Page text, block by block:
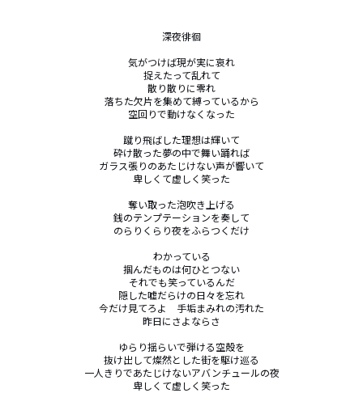
深夜徘徊
気がつけば現が実に哀れ
捉えたって乱れて
散り散りに零れ
落ちた欠片を集めて縛っているから
空回りで動けなくなった
蹴り飛ばした理想は輝いて
砕け散った夢の中で舞い踊れば
ガラス張りのあたじけない声が響いて
卑しくて虚しく笑った
奪い取った泡吹き上げる
銭のテンプテーションを奏して
のらりくらり夜をふらつくだけ
わかっている
掴んだものは何ひとつない
それでも笑っているんだ
隠した嘘だらけの日々を忘れ
今だけ見てろよ　手垢まみれの汚れた
昨日にさよならさ
ゆらり揺らいで弾ける空殻を
抜け出して燦然とした街を駆け巡る
一人きりであたじけないアバンチュールの夜
卑しくて虚しく笑った